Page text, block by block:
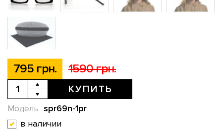
795 грн. 1590 грн.
КУПИТЬ
spr69n-1pr
Модель
в наличии